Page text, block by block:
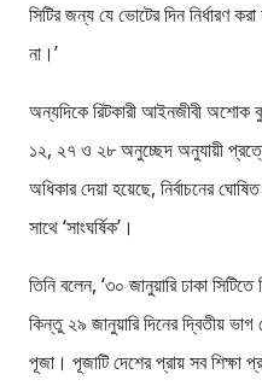
সিটির জন্য যে ভোটের দিন নির্ধারণ
না।’
অন্যদিকে রিটকারী আইনজীবী অশোক
১২, ২৭ ও ২৮ অনুচ্ছেদ অনুযায়ী
অধিকার দেয়া হয়েছে, নির্বাচনের
সাথে ‘সাংঘর্ষিক’।
তিনি বলেন, ‘৩০ জানুয়ারি ঢাকা সিটিতে
কিন্তু ২৯ জানুয়ারি দিনের দ্বিতীয়
পূজা। পূজাটি দেশের প্রায় সব শিক্ষা